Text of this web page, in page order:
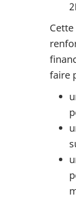
faire